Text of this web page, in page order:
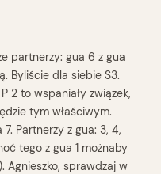
partnerzy: gua 6 z gua
Byliście dla siebie S3.
2 to wspaniały związek,
tym właściwym.
Partnerzy z gua: 3, 4,
tego z gua 1 możnaby
Agnieszko, sprawdzaj w